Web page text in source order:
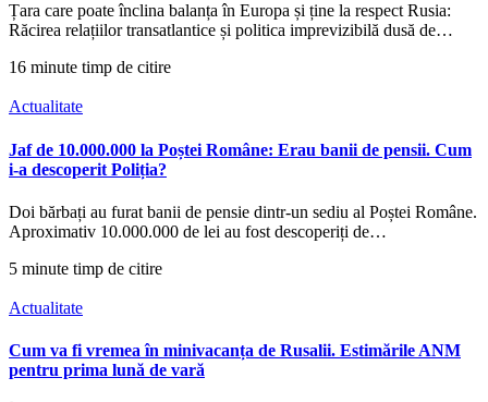
Țara care poate înclina balanța în Europa și ține la respect Rusia:
Răcirea relațiilor transatlantice și politica imprevizibilă dusă de…
16 minute timp de citire
Actualitate
Jaf de 10.000.000 la Poștei Române: Erau banii de pensii. Cum
i-a descoperit Poliția?
Doi bărbați au furat banii de pensie dintr-un sediu al Poștei Române.
Aproximativ 10.000.000 de lei au fost descoperiți de…
5 minute timp de citire
Actualitate
Cum va fi vremea în minivacanța de Rusalii. Estimările ANM
pentru prima lună de vară